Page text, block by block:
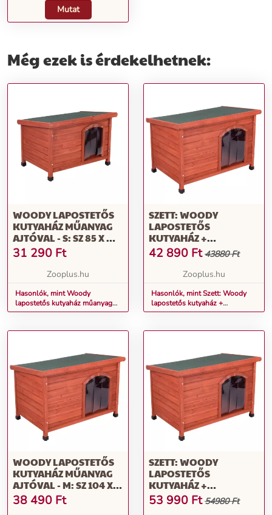
Mutat
Még ezek is érdekelhetnek:
WOODY LAPOSTETŐS
KUTYAHÁZ MŰANYAG
AJTÓVAL - S: SZ 85 X MÉ
57 X MA 58CM
31 290 Ft
Zooplus.hu
Hasonlók, mint Woody
lapostetős kutyaház műanyag
ajtóval - S: Sz 85 x Mé 57 x Ma
SZETT: WOODY
LAPOSTETŐS
KUTYAHÁZ +
SZIGETELÉS + MŰANYAG
AJTÓ - S: SZ 85 X MÉ 57 X
MA 58 CM
42 890 Ft 43880 Ft
Zooplus.hu
Hasonlók, mint Szett: Woody
lapostetős kutyaház +
szigetelés + műanyag ajtó - S:
WOODY LAPOSTETŐS
KUTYAHÁZ MŰANYAG
AJTÓVAL - M: SZ 104 X
MÉ 66 X MA 70CM
38 490 Ft
SZETT: WOODY
LAPOSTETŐS
KUTYAHÁZ +
SZIGETELÉS + MŰANYAG
AJTÓ - M: SZ 104 X MÉ 66
53 990 Ft 54980 Ft